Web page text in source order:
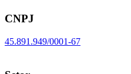
CNPJ
45.891.949/0001-67